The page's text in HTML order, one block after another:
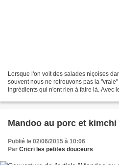
Lorsque l'on voit des salades niçoises
souvent nous ne retrouvons pas la
ingrédients qui n'ont rien à faire là. Avec
Mandoo au porc et kimchi
Publié le 02/06/2015 à 10:06
Par Cricri les petites douceurs